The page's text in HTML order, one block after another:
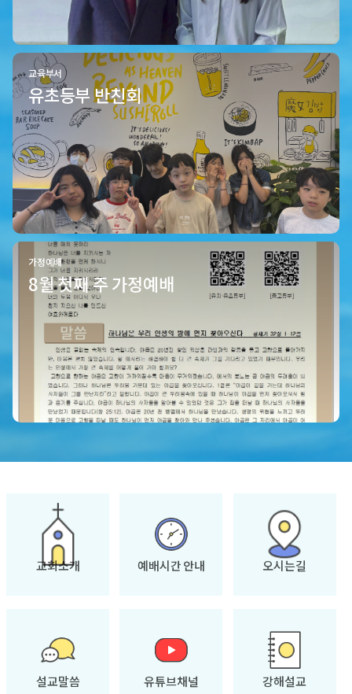
교육부서
유초등부 반친회
가정예배
8월 첫째 주 가정예배
교회소개 예배시간 안내 오시는길
설교말씀 유튜브채널 강해설교